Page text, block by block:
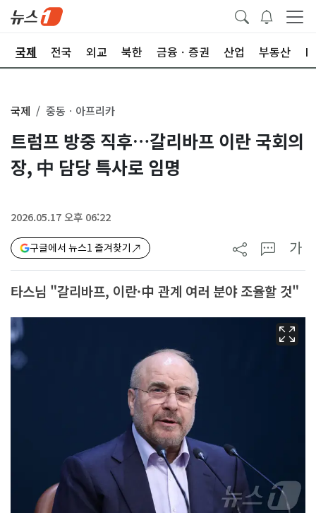
국제 전국 외교 북한 금융ㆍ증권 산업 부동산
국제 중동ㆍ아프리카
트럼프 방중 직후…갈리바프 이란 국회의
장, 中 담당 특사로 임명
2026.05.17 오후 06:22
구글에서 뉴스1 즐겨찾기 가
타스님 "갈리바프, 이란·中 관계 여러 분야 조율할 것"